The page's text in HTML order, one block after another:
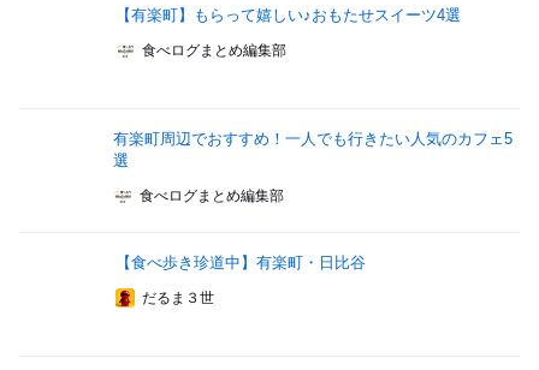
【有楽町】もらって嬉しい♪おもたせスイーツ4選
食べログまとめ編集部
有楽町周辺でおすすめ！一人でも行きたい人気のカフェ5
選
食べログまとめ編集部
【食べ歩き珍道中】有楽町・日比谷
だるま３世